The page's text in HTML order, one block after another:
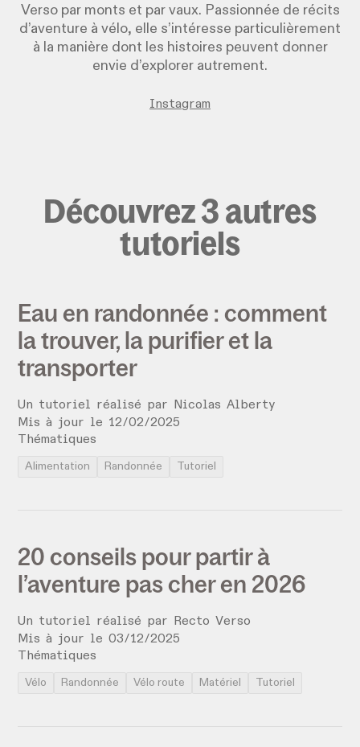
Verso par monts et par vaux. Passionnée de récits
d’aventure à vélo, elle s’intéresse particulièrement
à la manière dont les histoires peuvent donner
envie d’explorer autrement.
Instagram
Découvrez 3 autres
tutoriels
Eau en randonnée : comment
la trouver, la purifier et la
transporter
Un tutoriel réalisé par
Nicolas Alberty
Mis à jour le 12/02/2025
Thématiques
Alimentation Randonnée Tutoriel
20 conseils pour partir à
l’aventure pas cher en 2026
Un tutoriel réalisé par
Recto Verso
Mis à jour le03/12/2025
Thématiques
Vélo Randonnée Vélo route Matériel Tutoriel